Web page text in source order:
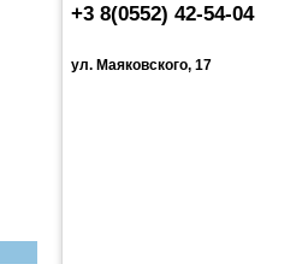
+3 8(0552) 42-54-04
ул. Маяковского, 17